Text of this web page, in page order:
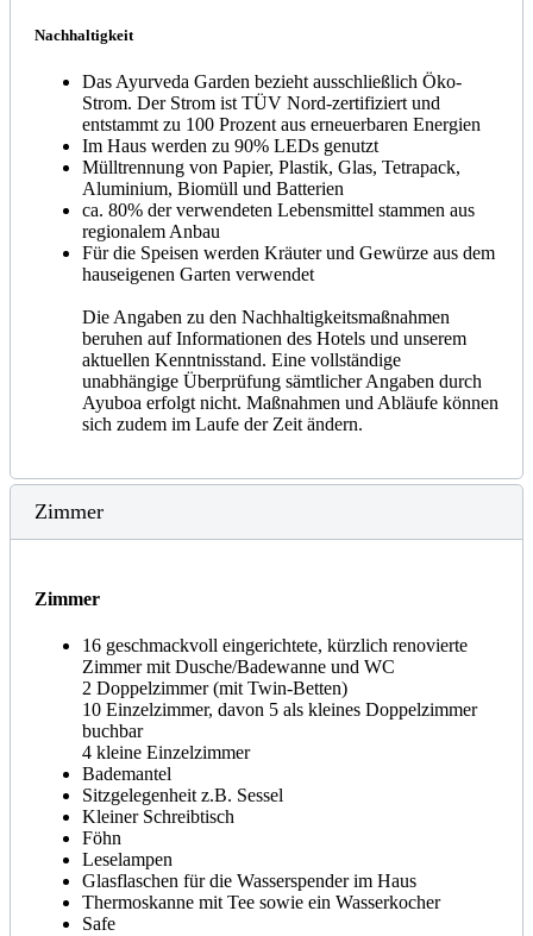
Nachhaltigkeit
Das Ayurveda Garden bezieht ausschließlich Öko-
Strom. Der Strom ist TÜV Nord-zertifiziert und
entstammt zu 100 Prozent aus erneuerbaren Energien
Im Haus werden zu 90% LEDs genutzt
Mülltrennung von Papier, Plastik, Glas, Tetrapack,
Aluminium, Biomüll und Batterien
ca. 80% der verwendeten Lebensmittel stammen aus
regionalem Anbau
Für die Speisen werden Kräuter und Gewürze aus dem
hauseigenen Garten verwendet
Die Angaben zu den Nachhaltigkeitsmaßnahmen
beruhen auf Informationen des Hotels und unserem
aktuellen Kenntnisstand. Eine vollständige
unabhängige Überprüfung sämtlicher Angaben durch
Ayuboa erfolgt nicht. Maßnahmen und Abläufe können
sich zudem im Laufe der Zeit ändern.
Zimmer
Zimmer
16 geschmackvoll eingerichtete, kürzlich renovierte
Zimmer mit Dusche/Badewanne und WC
2 Doppelzimmer (mit Twin-Betten)
10 Einzelzimmer, davon 5 als kleines Doppelzimmer
buchbar
4 kleine Einzelzimmer
Bademantel
Sitzgelegenheit z.B. Sessel
Kleiner Schreibtisch
Föhn
Leselampen
Glasflaschen für die Wasserspender im Haus
Thermoskanne mit Tee sowie ein Wasserkocher
Safe